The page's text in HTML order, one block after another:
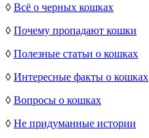
◊ Всё о черных кошках
◊ Почему пропадают кошки
◊ Полезные статьи о кошках
◊ Интересные факты о кошках
◊ Вопросы о кошках
◊ Не придуманные истории